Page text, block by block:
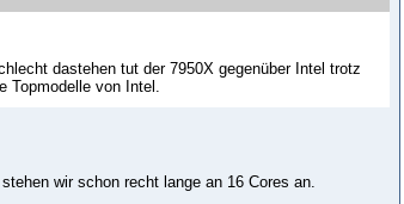
dastehen tut der 7950X gegenüber Intel trotz
von Intel.
wir schon recht lange an 16 Cores an.